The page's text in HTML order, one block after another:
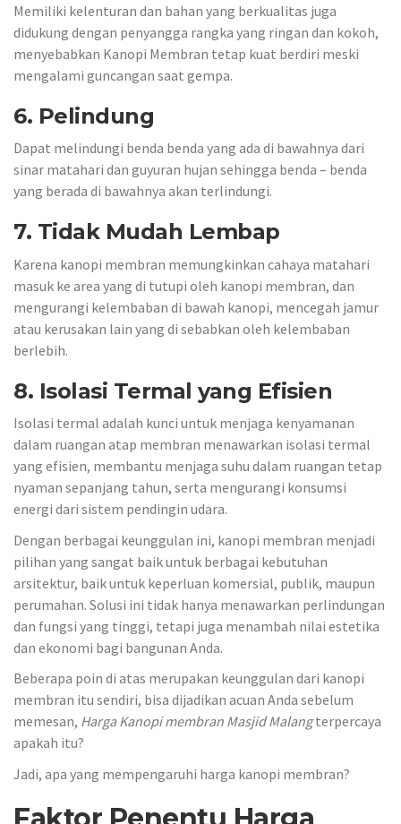
Memiliki kelenturan dan bahan yang berkualitas juga
didukung dengan penyangga rangka yang ringan dan kokoh,
menyebabkan Kanopi Membran tetap kuat berdiri meski
mengalami guncangan saat gempa.
6. Pelindung
Dapat melindungi benda benda yang ada di bawahnya dari
sinar matahari dan guyuran hujan sehingga benda – benda
yang berada di bawahnya akan terlindungi.
7. Tidak Mudah Lembap
Karena kanopi membran memungkinkan cahaya matahari
masuk ke area yang di tutupi oleh kanopi membran, dan
mengurangi kelembaban di bawah kanopi, mencegah jamur
atau kerusakan lain yang di sebabkan oleh kelembaban
berlebih.
8. Isolasi Termal yang Efisien
Isolasi termal adalah kunci untuk menjaga kenyamanan
dalam ruangan atap membran menawarkan isolasi termal
yang efisien, membantu menjaga suhu dalam ruangan tetap
nyaman sepanjang tahun, serta mengurangi konsumsi
energi dari sistem pendingin udara.
Dengan berbagai keunggulan ini, kanopi membran menjadi
pilihan yang sangat baik untuk berbagai kebutuhan
arsitektur, baik untuk keperluan komersial, publik, maupun
perumahan. Solusi ini tidak hanya menawarkan perlindungan
dan fungsi yang tinggi, tetapi juga menambah nilai estetika
dan ekonomi bagi bangunan Anda.
Beberapa poin di atas merupakan keunggulan dari kanopi
membran itu sendiri, bisa dijadikan acuan Anda sebelum
memesan, Harga Kanopi membran Masjid Malangterpercaya
apakah itu?
Jadi, apa yang mempengaruhi harga kanopi membran?